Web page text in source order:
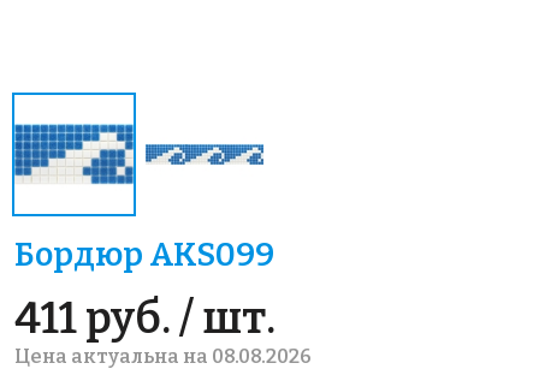
Бордюр AKS099
411 руб. / шт.
Цена актуальна на 08.08.2026